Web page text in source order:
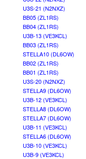
U3S-21 (N2NXZ)
BB05 (ZL1RS)
BB04 (ZL1RS)
U3B-13 (VE3KCL)
BB03 (ZL1RS)
STELLA10 (DL6OW)
BB02 (ZL1RS)
BB01 (ZL1RS)
U3S-20 (N2NXZ)
STELLA9 (DL6OW)
U3B-12 (VE3KCL)
STELLA8 (DL6OW)
STELLA7 (DL6OW)
U3B-11 (VE3KCL)
STELLA6 (DL6OW)
U3B-10 (VE3KCL)
U3B-9 (VE3KCL)